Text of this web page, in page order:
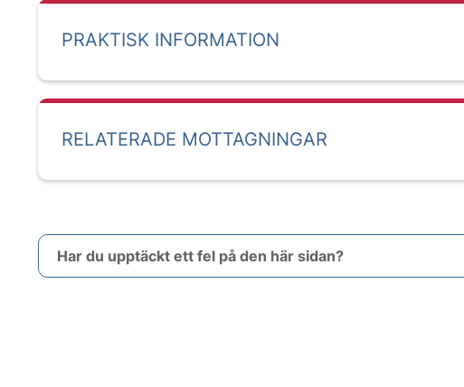
PRAKTISK INFORMATION
RELATERADE MOTTAGNINGAR
Har du upptäckt ett fel på den här sidan?